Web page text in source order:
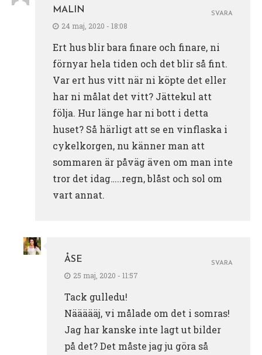
MALIN
24 maj, 2020 - 18:08
Ert hus blir bara finare och finare, ni
förnyar hela tiden och det blir så fint.
Var ert hus vitt när ni köpte det eller
har ni målat det vitt? Jättekul att
följa. Hur länge har ni bott i detta
huset? Så härligt att se en vinflaska i
cykelkorgen, nu känner man att
sommaren är påväg även om man inte
tror det idag…..regn, blåst och sol om
vart annat.
SVARA
ÅSE
25 maj, 2020 - 11:57
Tack gulledu!
Näääääj, vi målade om det i somras!
Jag har kanske inte lagt ut bilder
på det? Det måste jag ju göra så
SVARA